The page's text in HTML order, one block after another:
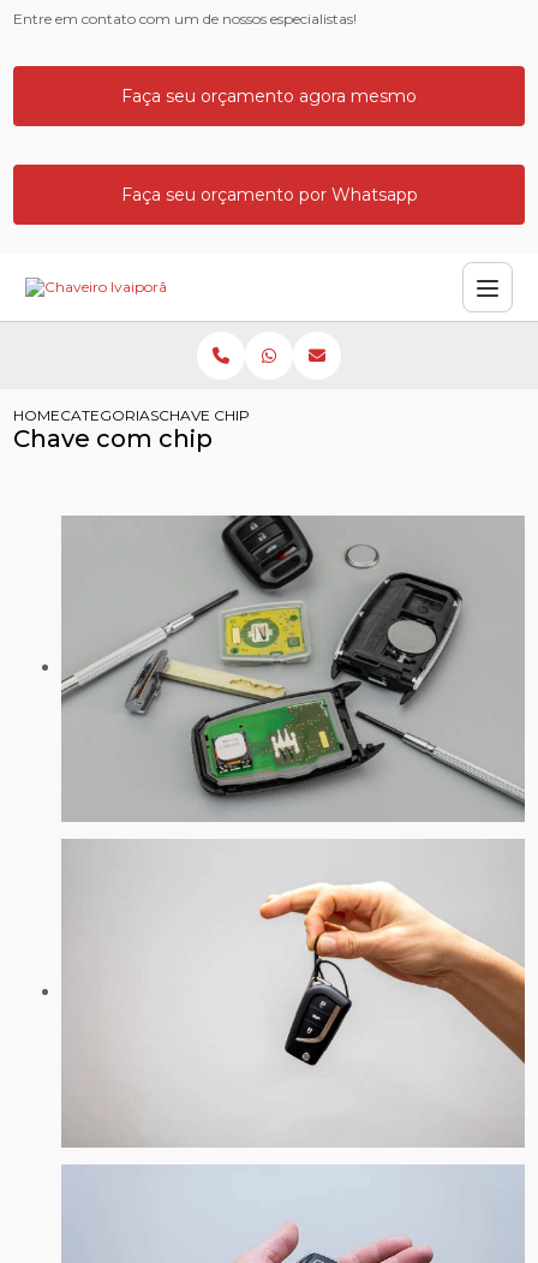
Entre em contato com um de nossos especialistas!
Faça seu orçamento agora mesmo
Faça seu orçamento por Whatsapp
HOMECATEGORIASCHAVE CHIP
Chave com chip